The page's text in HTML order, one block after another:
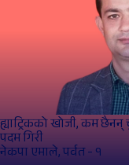
ह्याट्रिकको खोजी, कम छैनन्
पदम गिरी
नेकपा एमाले, पर्वत - १